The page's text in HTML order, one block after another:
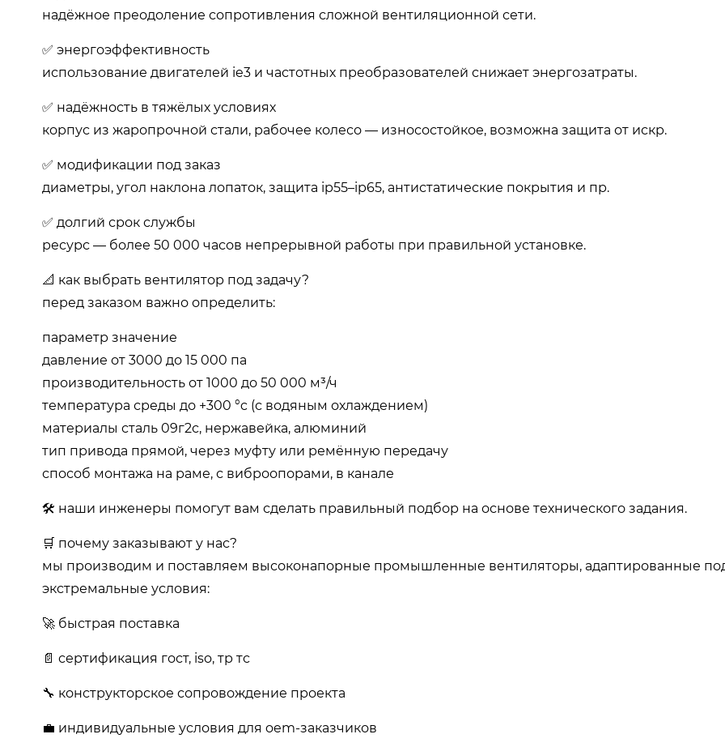
надёжное преодоление сопротивления сложной вентиляционной сети.
✅ энергоэффективность
использование двигателей ie3 и частотных преобразователей снижает энергозатраты.
✅ надёжность в тяжёлых условиях
корпус из жаропрочной стали, рабочее колесо — износостойкое, возможна защита от искр.
✅ модификации под заказ
диаметры, угол наклона лопаток, защита ip55–ip65, антистатические покрытия и пр.
✅ долгий срок службы
ресурс — более 50 000 часов непрерывной работы при правильной установке.
📐 как выбрать вентилятор под задачу?
перед заказом важно определить:
параметр значение
давление от 3000 до 15 000 па
производительность от 1000 до 50 000 м³/ч
температура среды до +300 °c (с водяным охлаждением)
материалы сталь 09г2с, нержавейка, алюминий
тип привода прямой, через муфту или ремённую передачу
способ монтажа на раме, с виброопорами, в канале
🛠️ наши инженеры помогут вам сделать правильный подбор на основе технического задания.
🛒 почему заказывают у нас?
мы производим и поставляем высоконапорные промышленные вентиляторы, адаптированные
экстремальные условия:
🚀 быстрая поставка
📄 сертификация гост, iso, тр тс
🔧 конструкторское сопровождение проекта
💼 индивидуальные условия для oem-заказчиков